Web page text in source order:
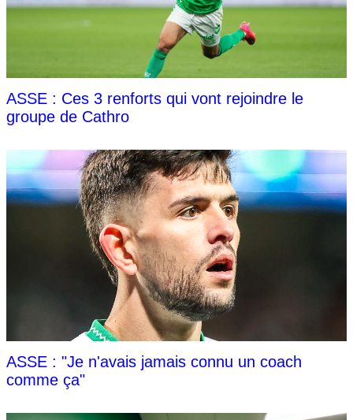
ASSE : Ces 3 renforts qui vont rejoindre le
groupe de Cathro
ASSE : "Je n'avais jamais connu un coach
comme ça"